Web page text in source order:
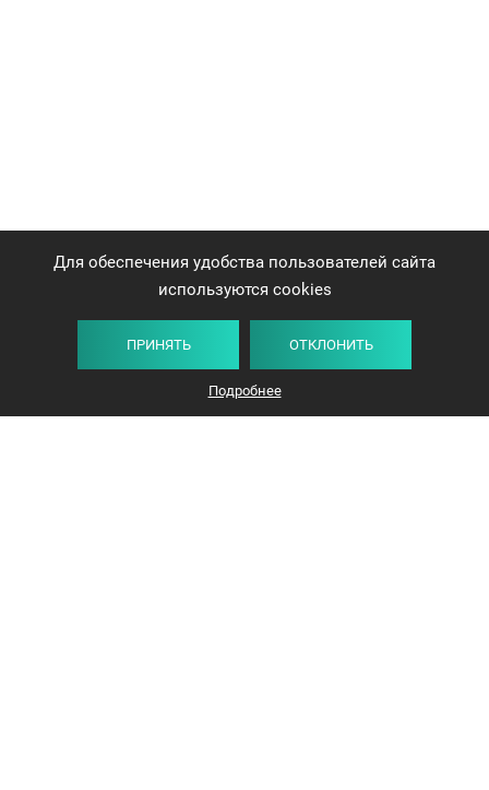
Для обеспечения удобства пользователей сайта
используются cookies
ПРИНЯТЬ ОТКЛОНИТЬ
Подробнее